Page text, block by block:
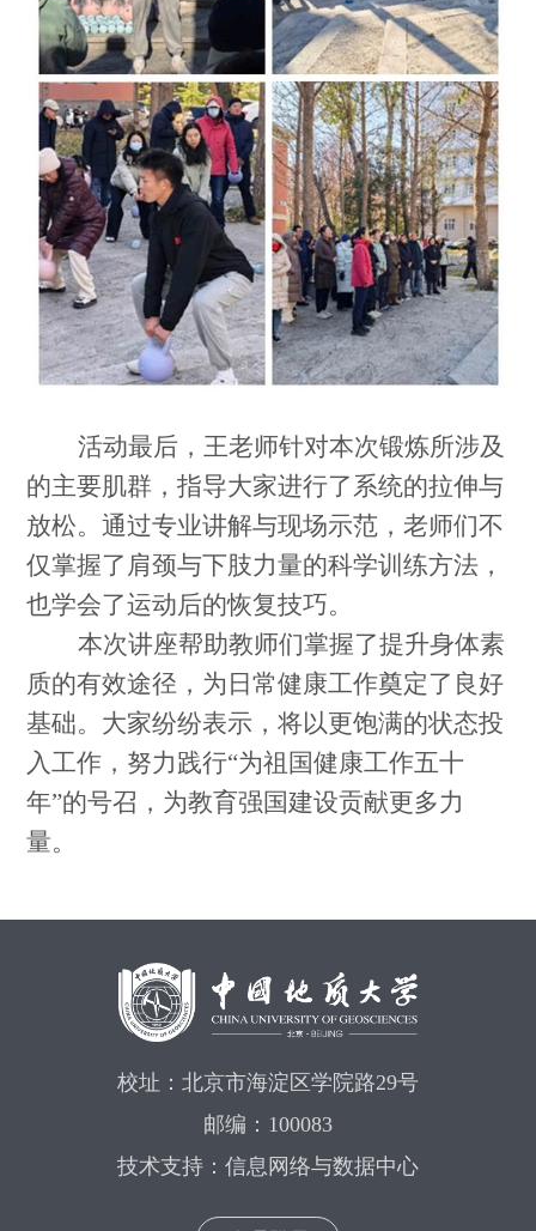
活动最后，王老师针对本次锻炼所涉及
的主要肌群，指导大家进行了系统的拉伸与
放松。通过专业讲解与现场示范，老师们不
仅掌握了肩颈与下肢力量的科学训练方法，
也学会了运动后的恢复技巧。
本次讲座帮助教师们掌握了提升身体素
质的有效途径，为日常健康工作奠定了良好
基础。大家纷纷表示，将以更饱满的状态投
入工作，努力践行“为祖国健康工作五十
年”的号召，为教育强国建设贡献更多力
量。
校址：北京市海淀区学院路29号
邮编：100083
技术支持：信息网络与数据中心